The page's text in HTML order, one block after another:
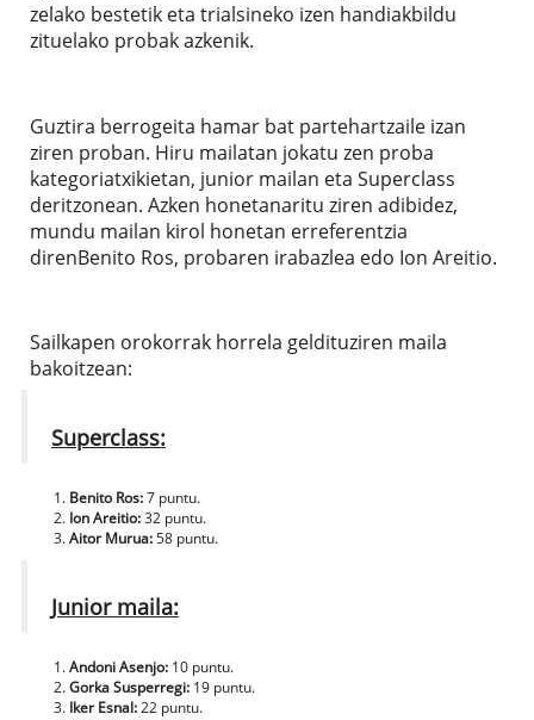
zelako bestetik eta trialsineko izen handiakbildu
zituelako probak azkenik.
Guztira berrogeita hamar bat partehartzaile izan
ziren proban. Hiru mailatan jokatu zen proba
kategoriatxikietan, junior mailan eta Superclass
deritzonean. Azken honetanaritu ziren adibidez,
mundu mailan kirol honetan erreferentzia
direnBenito Ros, probaren irabazlea edo Ion Areitio.
Sailkapen orokorrak horrela geldituziren maila
bakoitzean:
Superclass:
Benito Ros:7 puntu.
Ion Areitio:32 puntu.
Aitor Murua:58 puntu.
Junior maila:
Andoni Asenjo:10 puntu.
Gorka Susperregi:19 puntu.
Iker Esnal:22 puntu.